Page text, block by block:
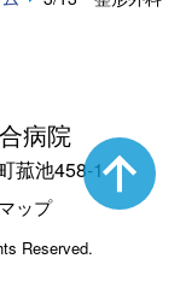
病院
菰池458-1
ップ
Reserved.